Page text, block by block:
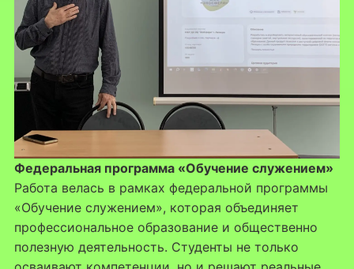
Федеральная программа «Обучение служением»
Работа велась в рамках федеральной программы
«Обучение служением», которая объединяет
профессиональное образование и общественно
полезную деятельность. Студенты не только